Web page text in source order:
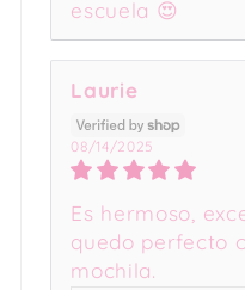
escuela 😍
Laurie
08/14/2025
Es hermoso,
quedo perfecto
mochila.